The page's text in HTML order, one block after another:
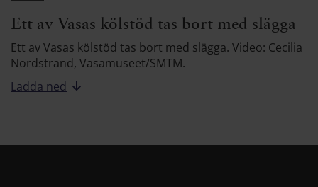
Ett av Vasas kölstöd tas bort med slägga
Ett av Vasas kölstöd tas bort med slägga. Video: Cecilia
Nordstrand, Vasamuseet/SMTM.
Ladda ned